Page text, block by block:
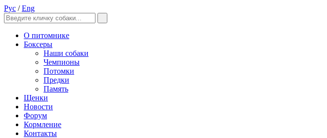
Рус /Eng
О питомнике
Боксеры
Наши собаки
Чемпионы
Потомки
Предки
Память
Щенки
Новости
Форум
Кормление
Контакты